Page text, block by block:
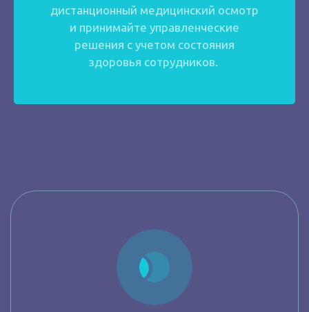
дистанционный медицинский осмотр
и принимайте управленческие
решения с учетом состояния
здоровья сотрудников.